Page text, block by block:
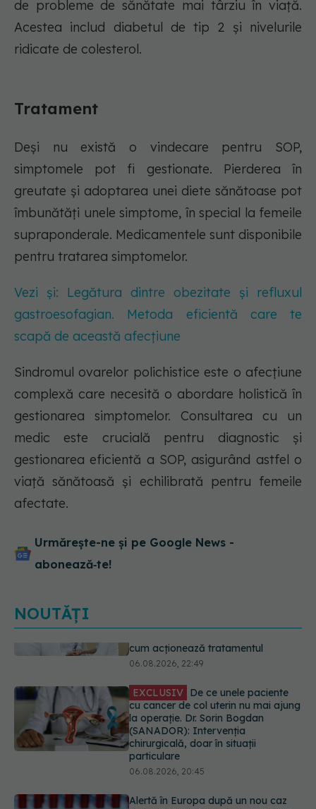
de probleme de sănătate mai târziu în viață.
Acestea includ diabetul de tip 2 și nivelurile
ridicate de colesterol.
Tratament
Deși nu există o vindecare pentru SOP,
simptomele pot fi gestionate. Pierderea în
greutate și adoptarea unei diete sănătoase pot
îmbunătăți unele simptome, în special la femeile
supraponderale. Medicamentele sunt disponibile
pentru tratarea simptomelor.
Vezi și: Legătura dintre obezitate și refluxul
gastroesofagian. Metoda eficientă care te
scapă de această afecțiune
Sindromul ovarelor polichistice este o afecțiune
complexă care necesită o abordare holistică în
gestionarea simptomelor. Consultarea cu un
medic este crucială pentru diagnostic și
gestionarea eficientă a SOP, asigurând astfel o
viață sănătoasă și echilibrată pentru femeile
afectate.
Urmărește-ne și pe Google News -
abonează‑te!
NOUTĂȚI
EXCLUSIV De ce unele paciente
la operație. Dr. Sorin Bogdan
(SANADOR): Intervenția
chirurgicală, doar în situații
particulare
06.08.2026, 20:45
Alertă în Europa după un nou caz
care se transmite de la om la om